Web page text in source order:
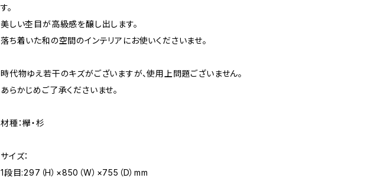
す。
美しい杢目が高級感を醸し出します。
落ち着いた和の空間のインテリアにお使いくださいませ。
時代物ゆえ若干のキズがございますが、使用上問題ございません。
あらかじめご了承くださいませ。
材種：欅・杉
サイズ：
1段目:297（H）×850（W）×755（D）mm